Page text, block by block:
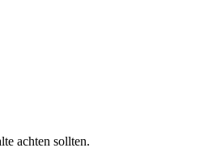
achten sollten.